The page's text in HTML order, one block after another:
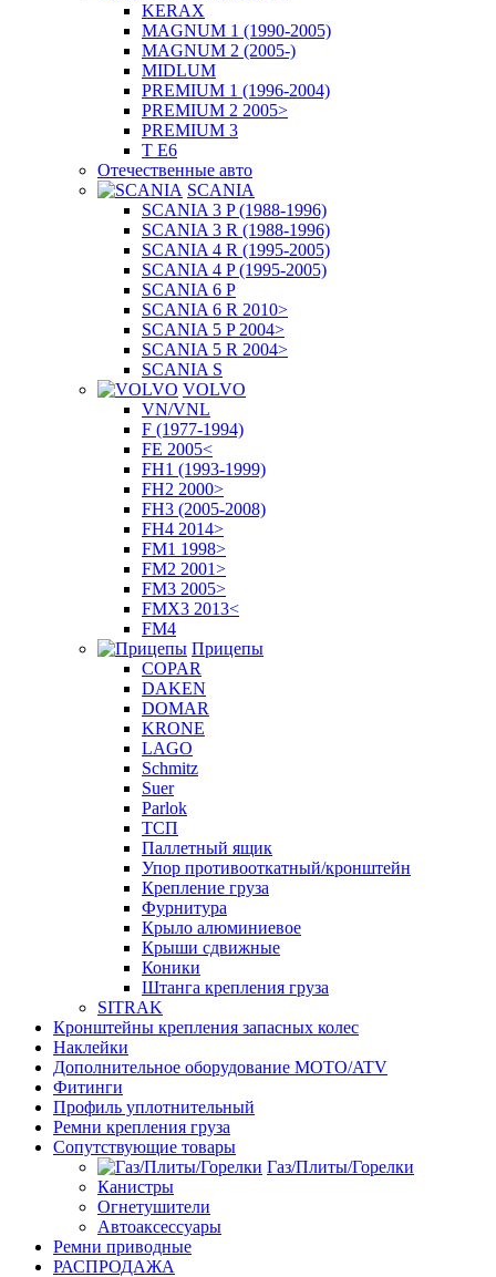
KERAX
MAGNUM 1 (1990-2005)
MAGNUM 2 (2005-)
MIDLUM
PREMIUM 1 (1996-2004)
PREMIUM 2 2005>
PREMIUM 3
T E6
Отечественные авто
SCANIA
SCANIA 3 P (1988-1996)
SCANIA 3 R (1988-1996)
SCANIA 4 R (1995-2005)
SCANIA 4 P (1995-2005)
SCANIA 6 P
SCANIA 6 R 2010>
SCANIA 5 P 2004>
SCANIA 5 R 2004>
SCANIA S
VOLVO
VN/VNL
F (1977-1994)
FE 2005<
FH1 (1993-1999)
FH2 2000>
FH3 (2005-2008)
FH4 2014>
FM1 1998>
FM2 2001>
FM3 2005>
FMX3 2013<
FM4
Прицепы
COPAR
DAKEN
DOMAR
KRONE
LAGO
Schmitz
Suer
Parlok
ТСП
Паллетный ящик
Упор противооткатный/кронштейн
Крепление груза
Фурнитура
Крыло алюминиевое
Крыши сдвижные
Коники
Штанга крепления груза
SITRAK
Кронштейны крепления запасных колес
Наклейки
Дополнительное оборудование MOTO/ATV
Фитинги
Профиль уплотнительный
Ремни крепления груза
Сопутствующие товары
Газ/Плиты/Горелки
Канистры
Огнетушители
Автоаксессуары
Ремни приводные
РАСПРОДАЖА